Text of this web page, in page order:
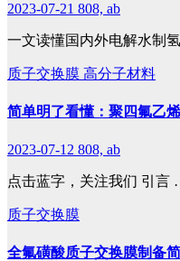
2023-07-21 808, ab
一文读懂国内外电解水制
质子交换膜 高分子材料
简单明了看懂：聚四氟乙
2023-07-12 808, ab
点击蓝字，关注我们 引言
质子交换膜
全氟磺酸质子交换膜制备